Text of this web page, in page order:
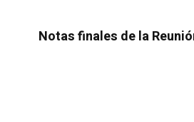
Notas finales de la